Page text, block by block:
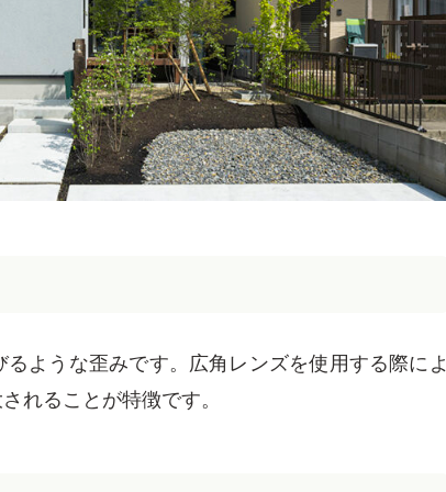
ような歪みです。広角レンズを使用する際によ
れることが特徴です。